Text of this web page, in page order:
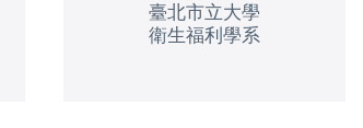
臺北市立大學
衛生福利學系